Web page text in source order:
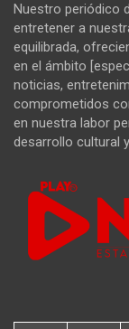
Nuestro periódico
entretener a
equilibrada,
en el ámbito
noticias,
comprometidos
en nuestra labor
desarrollo cultural